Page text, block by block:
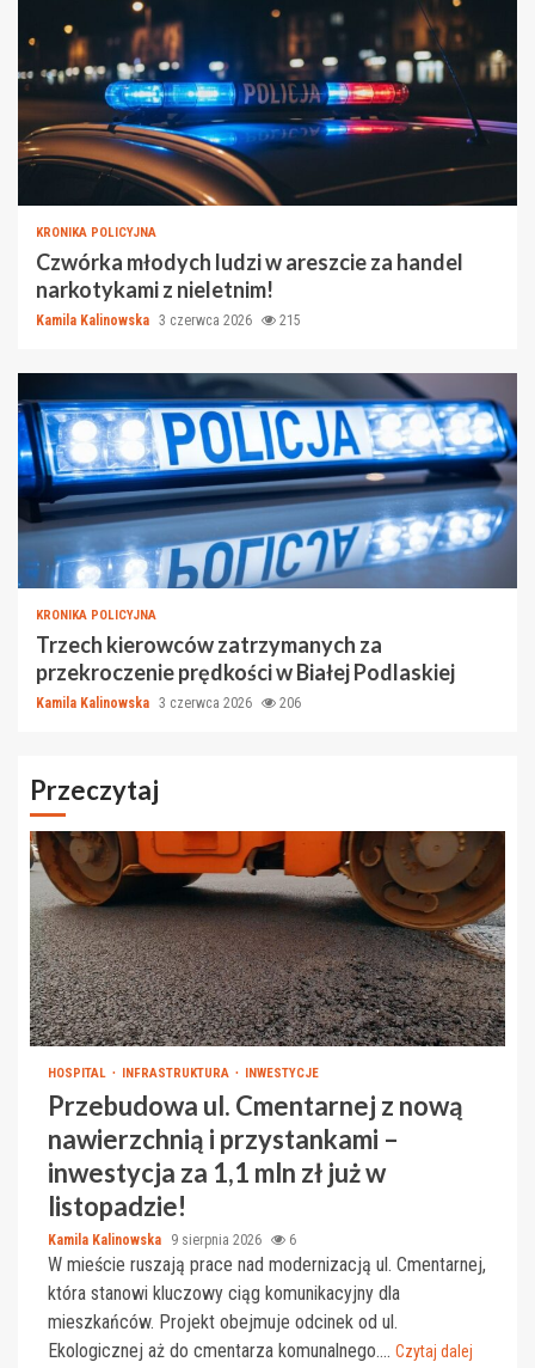
KRONIKA POLICYJNA
Czwórka młodych ludzi w areszcie za handel
narkotykami z nieletnim!
Kamila Kalinowska 3 czerwca 2026 215
KRONIKA POLICYJNA
Trzech kierowców zatrzymanych za
przekroczenie prędkości w Białej Podlaskiej
Kamila Kalinowska 3 czerwca 2026 206
Przeczytaj
HOSPITAL INFRASTRUKTURA INWESTYCJE
Przebudowa ul. Cmentarnej z nową
nawierzchnią i przystankami –
inwestycja za 1,1 mln zł już w
listopadzie!
Kamila Kalinowska 9 sierpnia 2026 6
W mieście ruszają prace nad modernizacją ul. Cmentarnej,
która stanowi kluczowy ciąg komunikacyjny dla
mieszkańców. Projekt obejmuje odcinek od ul.
Ekologicznej aż do cmentarza komunalnego.... Czytaj dalej